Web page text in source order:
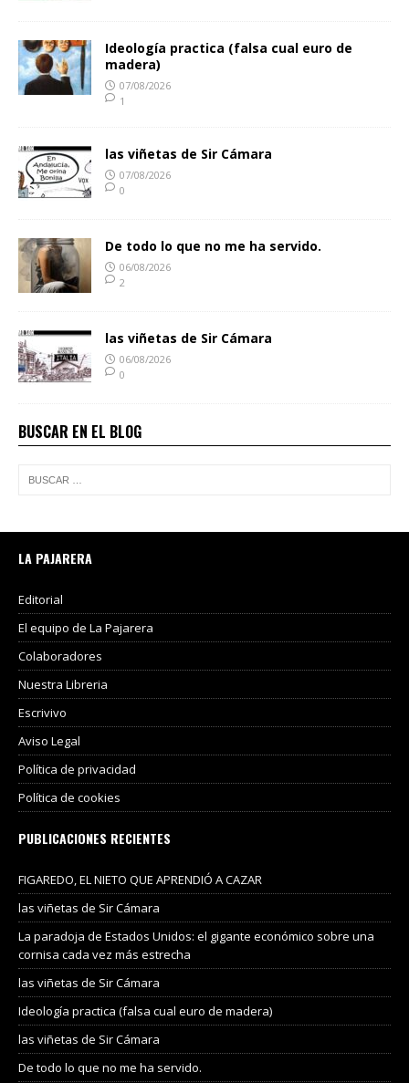
Ideología practica (falsa cual euro de
madera)
07/08/2026
1
las viñetas de Sir Cámara
07/08/2026
0
De todo lo que no me ha servido.
06/08/2026
2
las viñetas de Sir Cámara
06/08/2026
0
BUSCAR EN EL BLOG
LA PAJARERA
Editorial
El equipo de La Pajarera
Colaboradores
Nuestra Libreria
Escrivivo
Aviso Legal
Política de privacidad
Política de cookies
PUBLICACIONES RECIENTES
FIGAREDO, EL NIETO QUE APRENDIÓ A CAZAR
las viñetas de Sir Cámara
La paradoja de Estados Unidos: el gigante económico sobre una
cornisa cada vez más estrecha
las viñetas de Sir Cámara
Ideología practica (falsa cual euro de madera)
las viñetas de Sir Cámara
De todo lo que no me ha servido.